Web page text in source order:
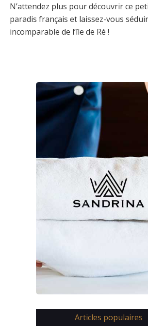
N’attendez plus pour découvrir ce
paradis français et laissez-vous
incomparable de l’île de Ré !
Articles populaires